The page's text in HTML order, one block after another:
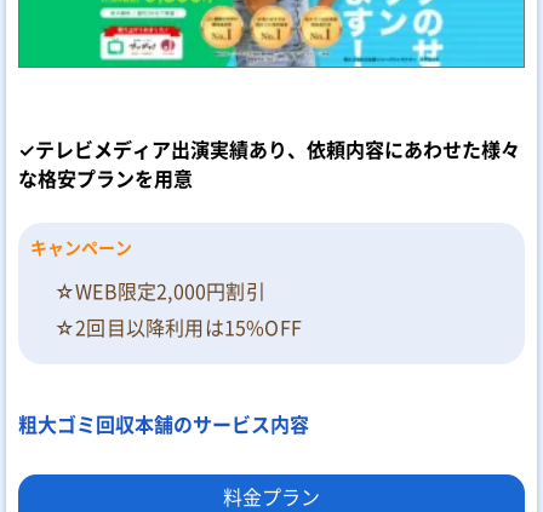
✓テレビメディア出演実績あり、依頼内容にあわせた様々
な格安プランを用意
キャンペーン
☆WEB限定2,000円割引
☆2回目以降利用は15%OFF
粗大ゴミ回収本舗のサービス内容
料金プラン